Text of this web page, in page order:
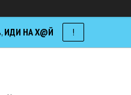
ИДИ НА Х@Й !